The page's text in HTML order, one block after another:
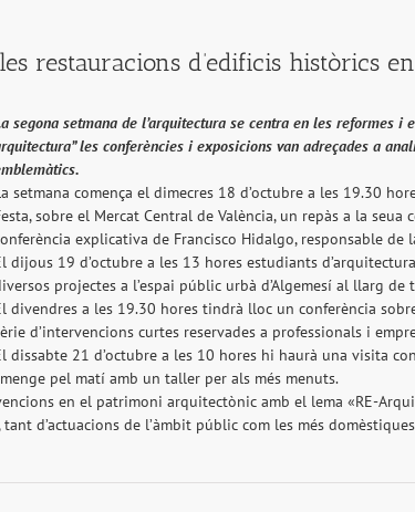
restauracions d’edificis històrics
segona setmana de l’arquitectura se centra en les reformes
les conferències i exposicions van adreçades a
setmana comença el dimecres 18 d’octubre a les 19.30
sobre el Mercat Central de València, un repàs a la
explicativa de Francisco Hidalgo, responsable
dijous 19 d’octubre a les 13 hores estudiants
projectes a l’espai públic urbà d’Algemesí al llarg de
divendres a les 19.30 hores tindrà lloc un conferència
d’intervencions curtes reservades a professionals i
dissabte 21 d’octubre a les 10 hores hi haurà una visita
pel matí amb un taller per als més menuts.
en el patrimoni arquitectònic amb el lema «RE-
d’actuacions de l’àmbit públic com les més